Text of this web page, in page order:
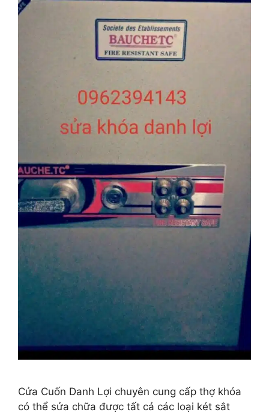
Cửa Cuốn Danh Lợi chuyên cung cấp thợ khóa
có thể sửa chữa được tất cả các loại két sắt